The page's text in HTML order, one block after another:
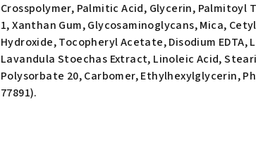
Crosspolymer, Palmitic Acid, Glycerin,
1, Xanthan Gum, Glycosaminoglycans, Mica,
Hydroxide, Tocopheryl Acetate, Disodium
Lavandula Stoechas Extract, Linoleic Acid,
Polysorbate 20, Carbomer, Ethylhexylglycerin,
77891).